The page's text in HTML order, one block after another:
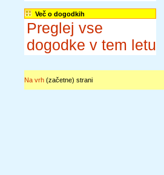
Več o dogodkih
Preglej vse
dogodke v tem letu
Na vrh(začetne) strani